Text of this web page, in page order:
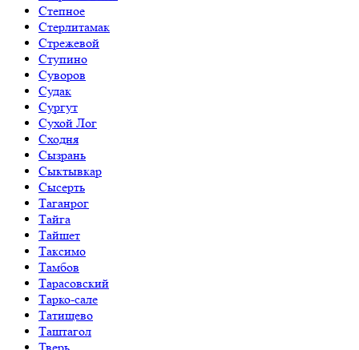
Степное
Стерлитамак
Стрежевой
Ступино
Суворов
Судак
Сургут
Сухой Лог
Сходня
Сызрань
Сыктывкар
Сысерть
Таганрог
Тайга
Тайшет
Таксимо
Тамбов
Тарасовский
Тарко-сале
Татищево
Таштагол